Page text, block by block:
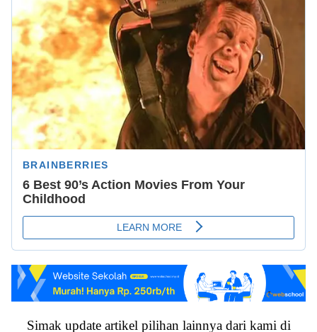
Simak update artikel pilihan lainnya dari kami di